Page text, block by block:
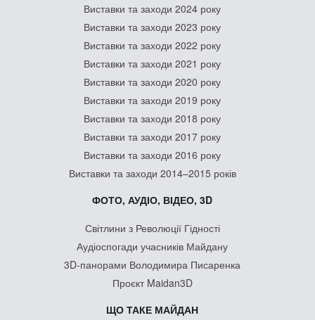
Виставки та заходи 2024 року
Виставки та заходи 2023 року
Виставки та заходи 2022 року
Виставки та заходи 2021 року
Виставки та заходи 2020 року
Виставки та заходи 2019 року
Виставки та заходи 2018 року
Виставки та заходи 2017 року
Виставки та заходи 2016 року
Виставки та заходи 2014–2015 років
ФОТО, АУДІО, ВІДЕО, 3D
Світлини з Революції Гідності
Аудіоспогади учасників Майдану
3D-панорами Володимира Писаренка
Проєкт Maidan3D
ЩО ТАКЕ МАЙДАН